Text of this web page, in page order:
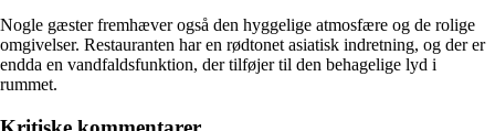
Nogle gæster fremhæver også den hyggelige atmosfære og de rolige
omgivelser. Restauranten har en rødtonet asiatisk indretning, og der er
endda en vandfaldsfunktion, der tilføjer til den behagelige lyd i
rummet.